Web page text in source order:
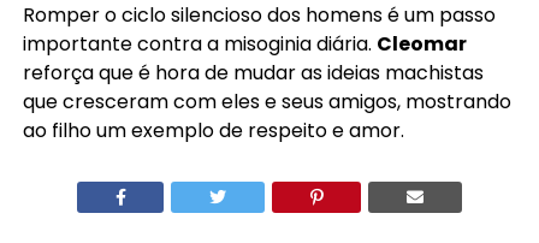
Romper o ciclo silencioso dos homens é um passo
importante contra a misoginia diária. Cleomar
reforça que é hora de mudar as ideias machistas
que cresceram com eles e seus amigos, mostrando
ao filho um exemplo de respeito e amor.